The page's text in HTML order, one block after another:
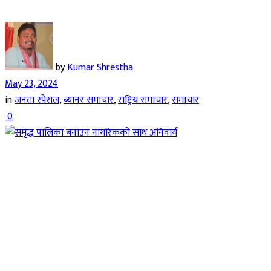
byKumar Shrestha
May 23, 2024
inजनता स्पेसल,ब्यानर समाचार,राष्ट्रिय समाचार,समाचार
0